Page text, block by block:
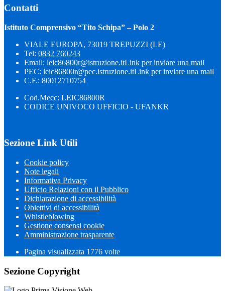
Contatti
Istituto Comprensivo “Tito Schipa” – Polo 2
VIALE EUROPA, 73019 TREPUZZI (LE)
Tel: 0832 760243
Email: leic86800r@istruzione.itLink per inviare una mail
PEC: leic86800r@pec.istruzione.itLink per inviare una mail
C.F.: 80012710754
Cod.Mecc: LEIC86800R
CODICE UNIVOCO UFFICIO - UFANKR
Sezione Link Utili
Cookie policy
Note legali
Informativa Privacy
Ufficio Relazioni con il Pubblico
Dichiarazione di accessibilità
Obiettivi di accessibilità
Whistleblowing
Gestione consensi cookie
Amministrazione trasparente
Pagina visualizzata 1776 volte
Sezione Copyright